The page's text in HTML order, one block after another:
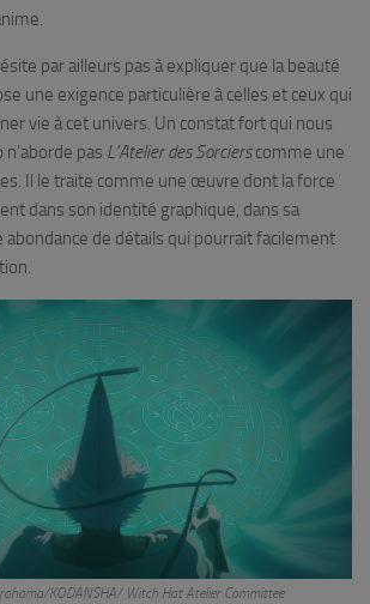
par ailleurs pas à expliquer que la beauté
une exigence particulière à celles et ceux qui
vie à cet univers. Un constat fort qui nous
pas L’Atelier des Sorcierscomme une
Il le traite comme une œuvre dont la force
dans son identité graphique, dans sa
abondance de détails qui pourrait facilement
KODANSHA/ Witch Hat Atelier Committee